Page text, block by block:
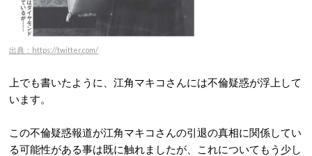
出典：https://twitter.com/
上でも書いたように、江角マキコさんには不倫疑惑が浮上して
います。
この不倫疑惑報道が江角マキコさんの引退の真相に関係してい
る可能性がある事は既に触れましたが、これについてもう少し